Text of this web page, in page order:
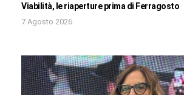
Viabilità, le riaperture prima di Ferragosto
7 Agosto 2026